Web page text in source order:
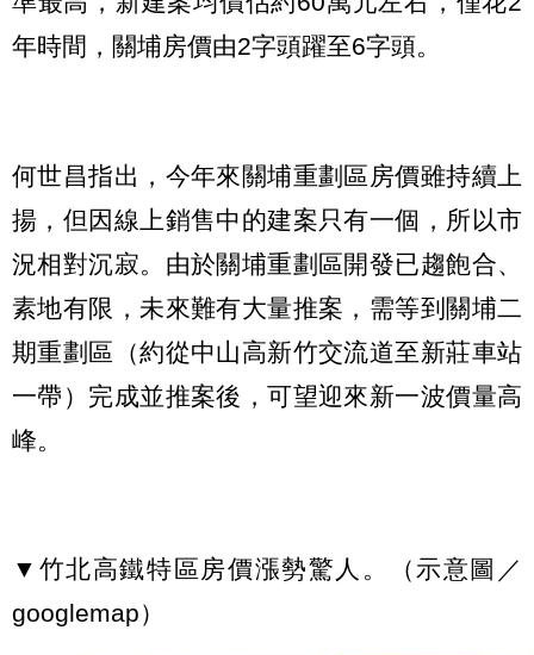
年時間，關埔房價由2字頭躍至6字頭。
何世昌指出，今年來關埔重劃區房價雖持續上
揚，但因線上銷售中的建案只有一個，所以市
況相對沉寂。由於關埔重劃區開發已趨飽合、
素地有限，未來難有大量推案，需等到關埔二
期重劃區（約從中山高新竹交流道至新莊車站
一帶）完成並推案後，可望迎來新一波價量高
峰。
▼竹北高鐵特區房價漲勢驚人。（示意圖／
googlemap）